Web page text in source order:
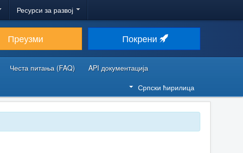
Ресурси за развој
Преузми Покрени
Честа питања (FAQ)
API документација
Српски ћирилица